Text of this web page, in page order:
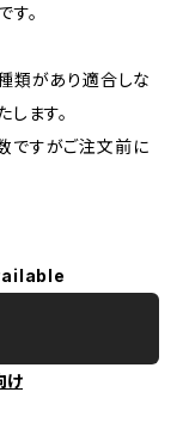
。
類があり適合しな
ます。
ですがご注文前に
け